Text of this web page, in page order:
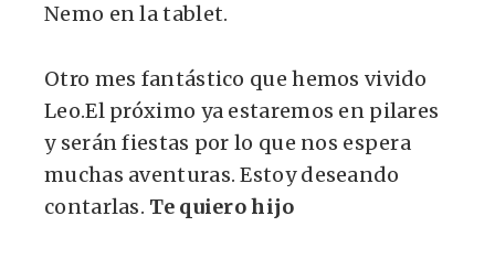
Nemo en la tablet.
Otro mes fantástico que hemos vivido
Leo.El próximo ya estaremos en pilares
y serán fiestas por lo que nos espera
muchas aventuras. Estoy deseando
contarlas. Te quiero hijo